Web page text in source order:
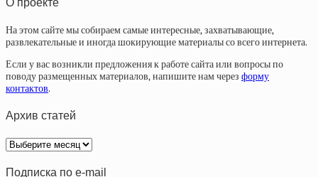
На этом сайте мы собираем самые интересные, захватывающие,
развлекательные и иногда шокирующие материалы со всего интернета.
Если у вас возникли предложения к работе сайта или вопросы по
поводу размещенных материалов, напишите нам через форму
контактов.
Архив статей
Архив
статей
Подписка по e-mail